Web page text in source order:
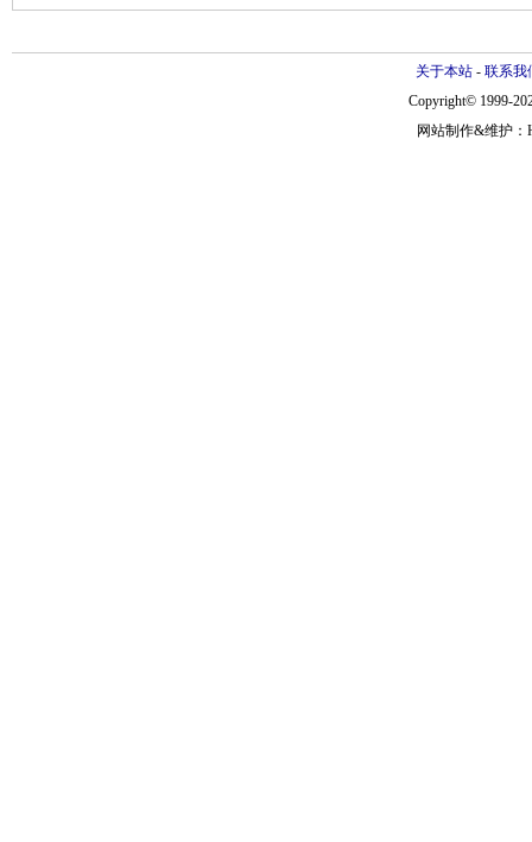
关于本站 - 联系我
Copyright© 1999-
网站制作&维护